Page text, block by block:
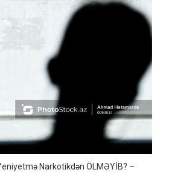
Narkotikdən ÖLMƏYİB? –